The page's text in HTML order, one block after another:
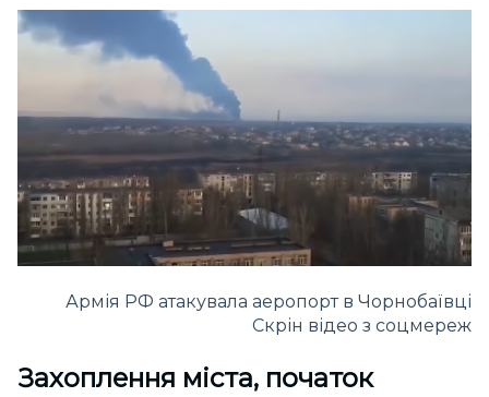
Армія РФ атакувала аеропорт в Чорнобаївці
Скрін відео з соцмереж
Захоплення міста, початок